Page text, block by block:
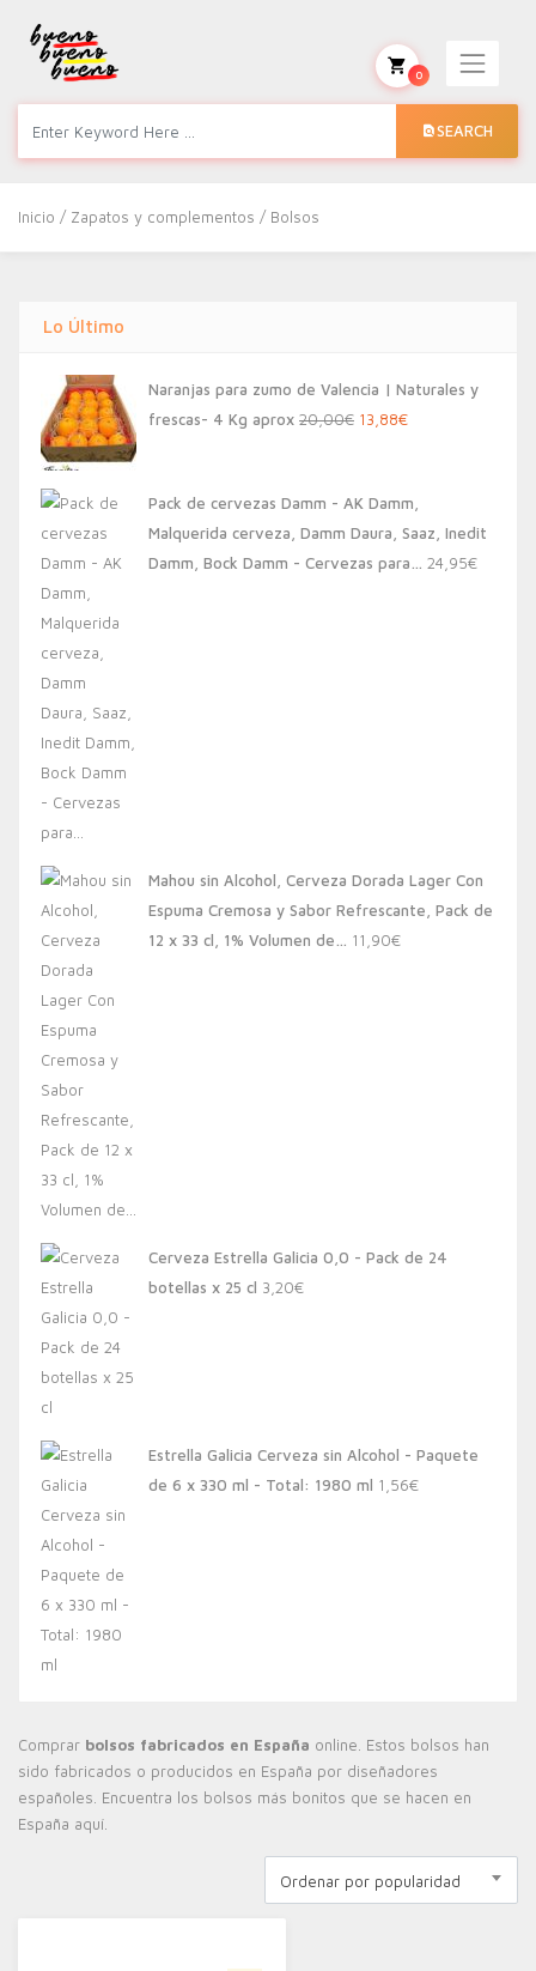
SEARCH
0
Inicio / Zapatos y complementos / Bolsos
Lo Último
Naranjas para zumo de Valencia | Naturales y
frescas- 4 Kg aprox 20,00€ El
era:
20,00€.
13,88€El
es:
13,88€.
Pack de cervezas Damm - AK Damm,
Malquerida cerveza, Damm Daura, Saaz, Inedit
Damm, Bock Damm - Cervezas para… 24,95€
Mahou sin Alcohol, Cerveza Dorada Lager Con
Espuma Cremosa y Sabor Refrescante, Pack de
12 x 33 cl, 1% Volumen de… 11,90€
Cerveza Estrella Galicia 0,0 - Pack de 24
botellas x 25 cl 3,20€
Estrella Galicia Cerveza sin Alcohol - Paquete
de 6 x 330 ml - Total: 1980 ml 1,56€
Comprar bolsos fabricados en España online. Estos bolsos han
sido fabricados o producidos en España por diseñadores
españoles. Encuentra los bolsos más bonitos que se hacen en
España aquí.
Ordenar por popularidad